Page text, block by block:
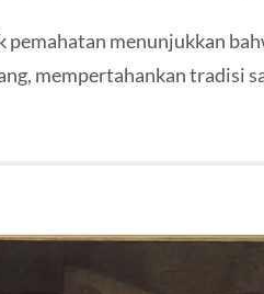
pemahatan menunjukkan
mempertahankan tradisi